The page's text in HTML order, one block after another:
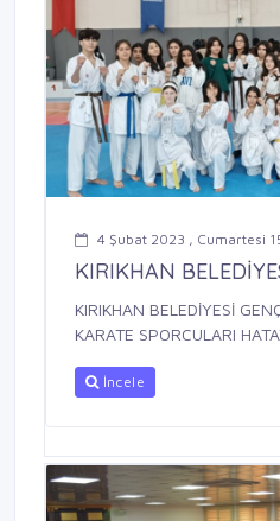
4 Şubat 2023 , Cumartesi
KIRIKHAN
KIRIKHAN BELEDİYESİ
KARATE SPORCULARI
İncele